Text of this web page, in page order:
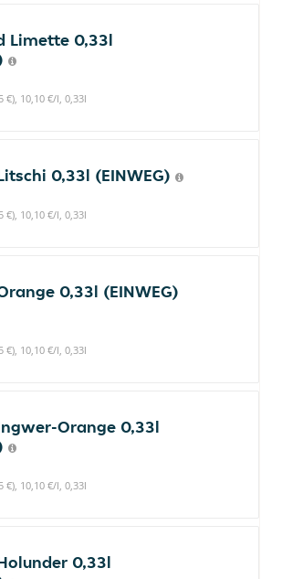
Limette 0,33l
€), 10,10 €/l, 0,33l
0,33l (EINWEG)
€), 10,10 €/l, 0,33l
0,33l (EINWEG)
€), 10,10 €/l, 0,33l
Orange 0,33l
€), 10,10 €/l, 0,33l
0,33l